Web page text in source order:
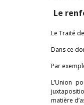
Le
Le Traité
Dans ce
Par
L’Union
matière